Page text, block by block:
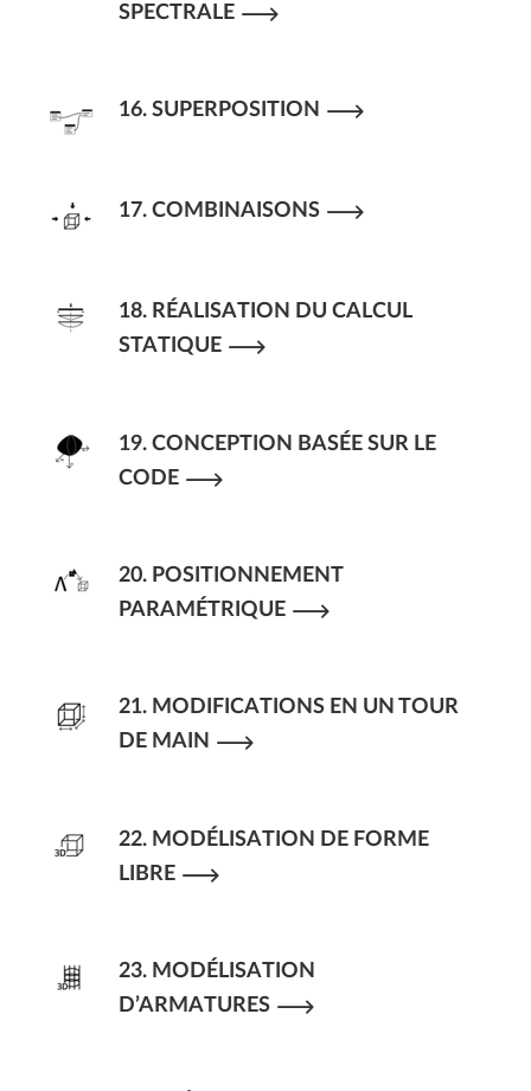
SPECTRALE
16. SUPERPOSITION
17. COMBINAISONS
18. RÉALISATION DU CALCUL
STATIQUE
19. CONCEPTION BASÉE SUR LE
CODE
20. POSITIONNEMENT
PARAMÉTRIQUE
21. MODIFICATIONS EN UN TOUR
DE MAIN
22. MODÉLISATION DE FORME
LIBRE
23. MODÉLISATION
D’ARMATURES